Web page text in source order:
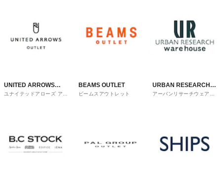
UNITED ARROWS
OUTLET
ユナイテッドアローズ アウ
BEAMS OUTLET
ビームスアウトレット
URBAN RESEARCH
ware house
アーバンリサーチウェアハ